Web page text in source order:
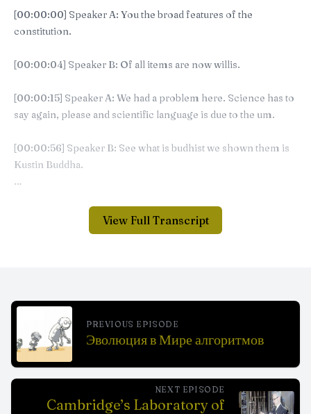
View Full Transcript
PREVIOUS EPISODE
Эволюция в Мире алгоритмов
NEXT EPISODE
Cambridge’s Laboratory of